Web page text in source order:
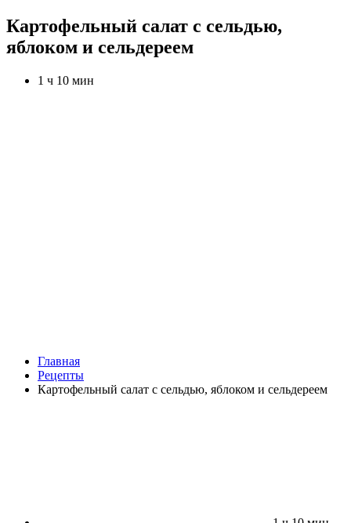
Картофельный салат с сельдью,
яблоком и сельдереем
1 ч 10 мин
Главная
Рецепты
Картофельный салат с сельдью, яблоком и сельдереем